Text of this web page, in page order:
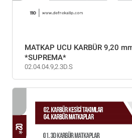
MATKAP UCU KARBÜR 9,20
*SUPREMA*
02.04.04.9,2.3D.S